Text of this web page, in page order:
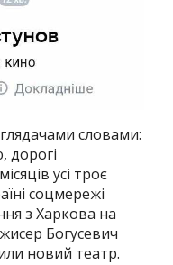
словами:
дорогі
усі троє
соцмережі
з Харкова на
Богусевич
новий театр.